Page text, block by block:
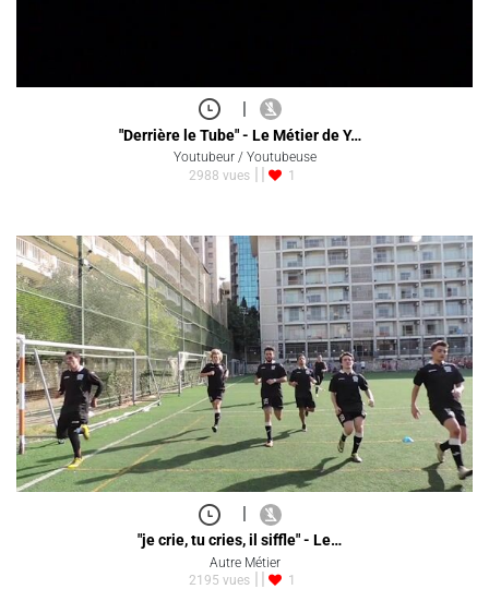
|
"Derrière le Tube" - Le Métier de Y…
Youtubeur / Youtubeuse
2988 vues
1
|
"je crie, tu cries, il siffle" - Le…
Autre Métier
2195 vues
1